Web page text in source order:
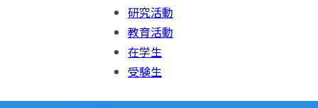
研究活動
教育活動
在学生
受験生